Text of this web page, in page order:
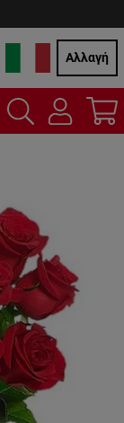
Αλλαγή